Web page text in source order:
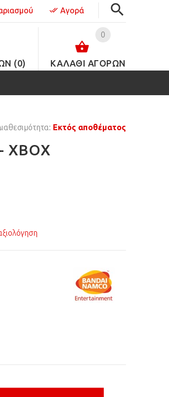
Αγορά
0
ΚΑΛΑΘΙ ΑΓΟΡΩΝ
(0)
Εκτός αποθέματος
XBOX